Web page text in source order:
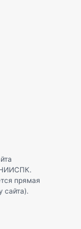
прямая
сайта).